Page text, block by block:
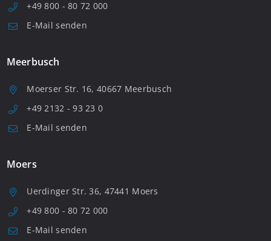
+49 800 - 80 72 000
E-Mail senden
Meerbusch
Moerser Str. 16, 40667 Meerbusch
+49 2132 - 93 23 0
E-Mail senden
Moers
Uerdinger Str. 36, 47441 Moers
+49 800 - 80 72 000
E-Mail senden